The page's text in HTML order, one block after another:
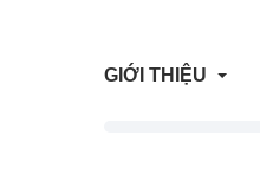
GIỚI THIỆU